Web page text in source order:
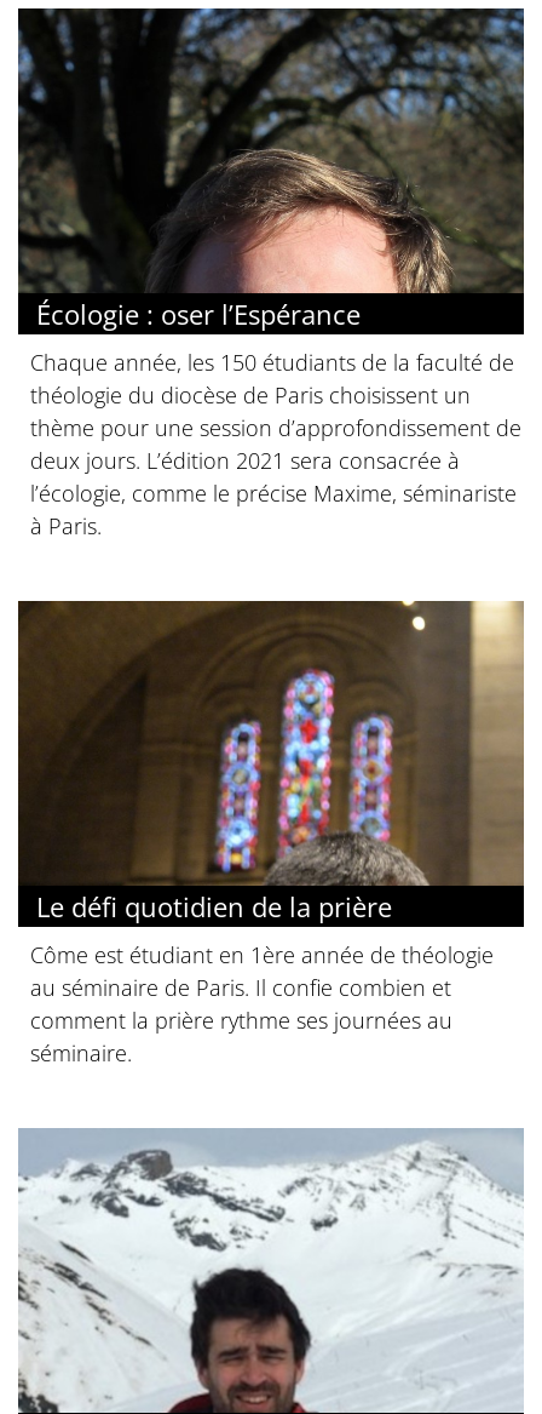
Écologie : oser l’Espérance
Chaque année, les 150 étudiants de la faculté de
théologie du diocèse de Paris choisissent un
thème pour une session d’approfondissement de
deux jours. L’édition 2021 sera consacrée à
l’écologie, comme le précise Maxime, séminariste
à Paris.
Le défi quotidien de la prière
Côme est étudiant en 1ère année de théologie
au séminaire de Paris. Il confie combien et
comment la prière rythme ses journées au
séminaire.